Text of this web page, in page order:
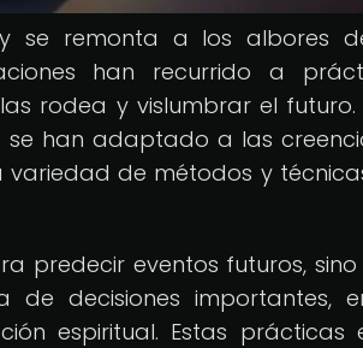
se remonta a los albores
han recurrido a
rodea y vislumbrar el futuro.
se han adaptado a las
de métodos y
predecir eventos futuros,
decisiones importantes,
espiritual. Estas prácticas